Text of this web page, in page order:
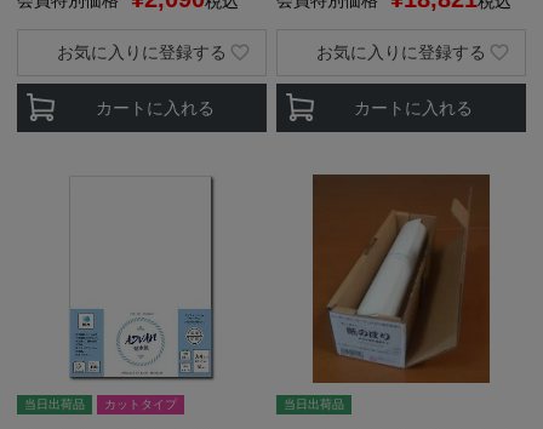
カートに入れる
お気に入りに登録する
カートに入れる
お気に入りに登録する
当日出荷品 カットタイプ 当日出荷品